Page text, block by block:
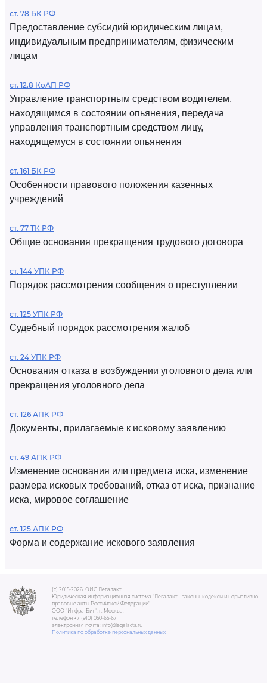
ст. 78 БК РФ
Предоставление субсидий юридическим лицам,
индивидуальным предпринимателям, физическим
лицам
ст. 12.8 КоАП РФ
Управление транспортным средством водителем,
находящимся в состоянии опьянения, передача
управления транспортным средством лицу,
находящемуся в состоянии опьянения
ст. 161 БК РФ
Особенности правового положения казенных
учреждений
ст. 77 ТК РФ
Общие основания прекращения трудового договора
ст. 144 УПК РФ
Порядок рассмотрения сообщения о преступлении
ст. 125 УПК РФ
Судебный порядок рассмотрения жалоб
ст. 24 УПК РФ
Основания отказа в возбуждении уголовного дела или
прекращения уголовного дела
ст. 126 АПК РФ
Документы, прилагаемые к исковому заявлению
ст. 49 АПК РФ
Изменение основания или предмета иска, изменение
размера исковых требований, отказ от иска, признание
иска, мировое соглашение
ст. 125 АПК РФ
Форма и содержание искового заявления
(c) 2015-2026 ЮИС Легалакт
Юридическая информационная система "Легалакт - законы, кодексы и нормативно-
правовые акты Российской Федерации"
ООО "Инфра-Бит", г. Москва.
телефон +7 (910) 050-65-67
электронная почта: info@legalacts.ru
Политика по обработке персональных данных